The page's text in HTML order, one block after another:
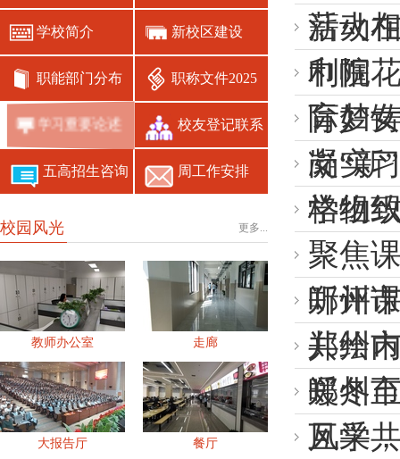
活动
薪火
利院
巾帼
际妇
育梦
岗实
凝“新
学组
格物
聚焦
听评
郑州
共绘
郑州
暖冬
郑州
风采
互学
学校简介 新校区建设
职能部门分布 职称文件2025
学习重要论述 校友登记联系
五高招生咨询 周工作安排
更多...
校园风光
教师办公室 走廊
大报告厅 餐厅